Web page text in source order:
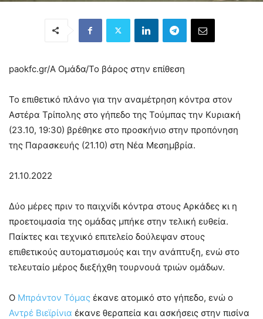
paokfc.gr/Α Ομάδα/Το βάρος στην επίθεση
Το επιθετικό πλάνο για την αναμέτρηση κόντρα στον
Αστέρα Τρίπολης στο γήπεδο της Τούμπας την Κυριακή
(23.10, 19:30) βρέθηκε στο προσκήνιο στην προπόνηση
της Παρασκευής (21.10) στη Νέα Μεσημβρία.
21.10.2022
Δύο μέρες πριν το παιχνίδι κόντρα στους Αρκάδες κι η
προετοιμασία της ομάδας μπήκε στην τελική ευθεία.
Παίκτες και τεχνικό επιτελείο δούλεψαν στους
επιθετικούς αυτοματισμούς και την ανάπτυξη, ενώ στο
τελευταίο μέρος διεξήχθη τουρνουά τριών ομάδων.
Ο Μπράντον Τόμας έκανε ατομικό στο γήπεδο, ενώ ο
Αντρέ Βιεϊρίνια έκανε θεραπεία και ασκήσεις στην πισίνα